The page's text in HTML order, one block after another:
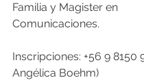
Familia y Magister en
Comunicaciones.
Inscripciones: +56 9 8150
Angélica Boehm)